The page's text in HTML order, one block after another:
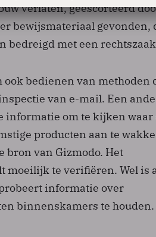
verlaten, geëscorteerd
bewijsmateriaal gevonden,
bedreigd met een
ook bedienen van methoden
van e-mail. Een
informatie om te kijken waar
producten aan te
bron van Gizmodo. Het
moeilijk te verifiëren. Wel is
informatie over
binnenskamers te houden.